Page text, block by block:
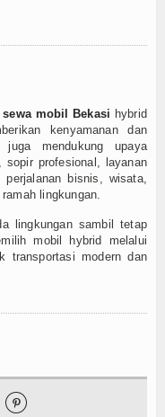
sewa mobil Bekasi hybrid
kenyamanan dan
juga mendukung upaya
sopir profesional, layanan
bisnis, wisata,
lingkungan.
lingkungan sambil tetap
mobil hybrid melalui
transportasi modern dan
